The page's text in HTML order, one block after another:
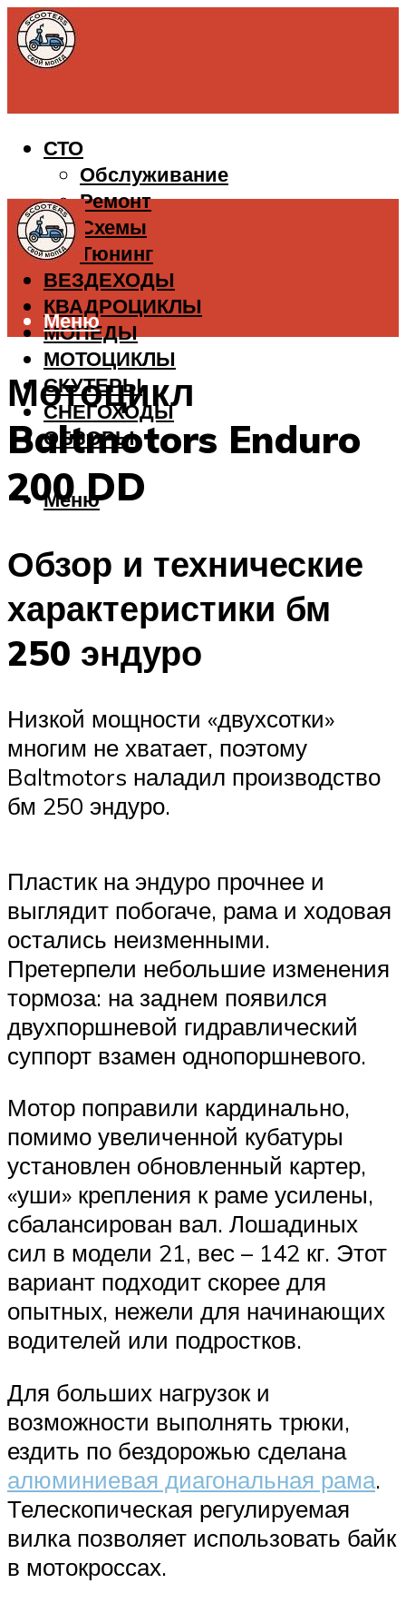
СТО
Обслуживание
Ремонт
Схемы
Тюнинг
ВЕЗДЕХОДЫ
КВАДРОЦИКЛЫ
МОПЕДЫ
МОТОЦИКЛЫ
СКУТЕРЫ
СНЕГОХОДЫ
ОБЗОРЫ
Меню
Меню
Мотоцикл
Baltmotors Enduro
200 DD
Обзор и технические
характеристики бм
250 эндуро
Низкой мощности «двухсотки»
многим не хватает, поэтому
Baltmotors наладил производство
бм 250 эндуро.
Пластик на эндуро прочнее и
выглядит побогаче, рама и ходовая
остались неизменными.
Претерпели небольшие изменения
тормоза: на заднем появился
двухпоршневой гидравлический
суппорт взамен однопоршневого.
Мотор поправили кардинально,
помимо увеличенной кубатуры
установлен обновленный картер,
«уши» крепления к раме усилены,
сбалансирован вал. Лошадиных
сил в модели 21, вес – 142 кг. Этот
вариант подходит скорее для
опытных, нежели для начинающих
водителей или подростков.
Для больших нагрузок и
возможности выполнять трюки,
ездить по бездорожью сделана
алюминиевая диагональная рама.
Телескопическая регулируемая
вилка позволяет использовать байк
в мотокроссах.